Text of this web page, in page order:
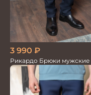
3 990 ₽
Рикардо Брюки мужские